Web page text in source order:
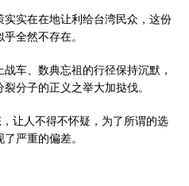
实在在地让利给台湾民众，这份
全然不存在。
车、数典忘祖的行径保持沉默，
分子的正义之举大加挞伐。
让人不得不怀疑，为了所谓的选
严重的偏差。